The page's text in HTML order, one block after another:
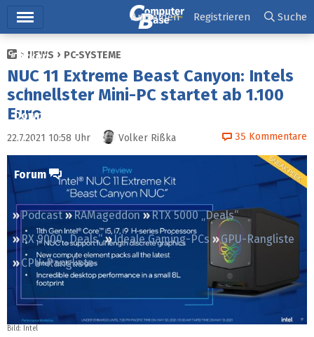
Ticker
Tests
Downloads
Preisvergleich
Forum
Podcast RAMageddon
RTX 5000 „Deals“
RX 9000 „Deals“
Ideale Gaming-PCs
GPU-Rangliste
CPU-Rangliste
Anmelden Registrieren Suche
NEWS PC-SYSTEME
NUC 11 Extreme Beast Canyon: Intels
schnellster Mini-PC startet ab 1.100
Euro
22.7.2021 10:58 Uhr Volker Rißka 35 Kommentare
Bild: Intel